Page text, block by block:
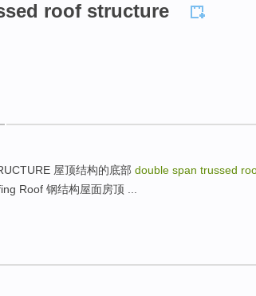
roof structure
屋顶结构的底部 double span trussed
Roof 钢结构屋面房顶 ...